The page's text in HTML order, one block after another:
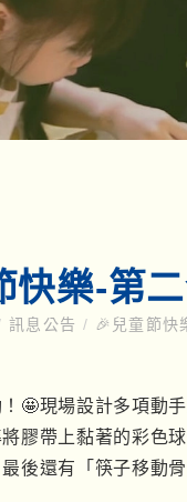
快樂-第
訊息公告 / 🎉兒童節快
🤩現場設計多項動
膠帶上黏著的彩色
後還有「筷子移動骨